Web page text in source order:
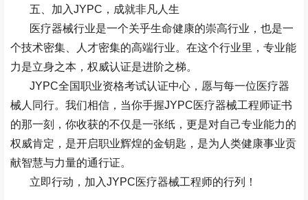
五、加入JYPC ，成就非凡人生
医疗器械行业是一个关乎生命健康的崇高行业，也是一
个技术密集、人才密集的高端行业。在这个行业里，专业能
力是立身之本，权威认证是进阶之梯。
JYPC全国职业资格考试认证中心，愿与每一位医疗器
械人同行。我们相信，当你手握JYPC医疗器械工程师证书
的那一刻，你收获的不仅是一张纸，更是对自己专业能力的
权威肯定，是开启职业辉煌的金钥匙，是为人类健康事业贡
献智慧与力量的通行证。
立即行动，加入JYPC医疗器械工程师的行列！